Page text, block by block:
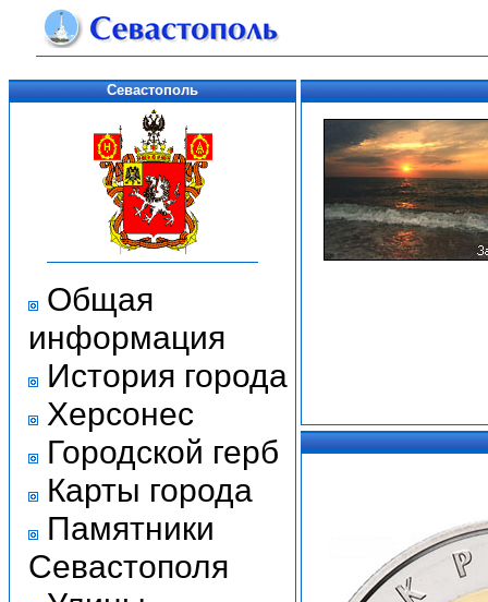
Севастополь
Общая
информация
История города
Херсонес
Городской герб
Карты города
Памятники
Севастополя